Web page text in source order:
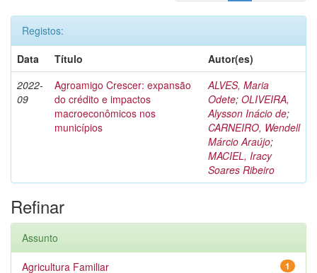
Registos:
Data
Título
Autor(es)
2022-
09
Agroamigo Crescer: expansão
do crédito e impactos
macroeconômicos nos
municípios
ALVES, Maria
Odete; OLIVEIRA,
Alysson Inácio de;
CARNEIRO, Wendell
Márcio Araújo;
MACIEL, Iracy
Soares Ribeiro
Refinar
Assunto
1
Agricultura Familiar